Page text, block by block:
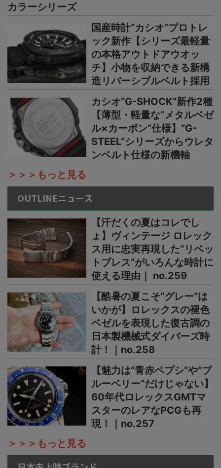
カラーシリーズ
国産時計“カシオ”プロトレ
ック新作【シリーズ最軽量
の本格アウトドアウオッ
チ】小物を収納できる新構
造リバーシブルベルト採用
カシオ“G-SHOCK”新作2種
【薄型・軽量な“メタルベゼ
ル×カーボン”仕様】“G-
STEEL”シリーズからウレタ
ンベルト仕様の新機軸
＞＞＞もっと見る
OUTLINEニュース
【汗だくの夏はコレでし
ょ】ヴィンテージ ロレック
ス用に忠実再現した“リベッ
トブレス”がいろんな時計に
使える理由｜ no.259
【酷暑の夏こそ“グレー”は
いかが】ロレックスの褪色
ベゼルを表現した復古調の
日本製機械式ダイバーズ時
計！｜no.258
【魅力は“青赤ペプシ”や“ブ
ルーベリー”だけじゃない】
60年代ロレックスGMTマ
スターのレアなPCGも再
現！｜no.257
＞＞＞もっと見る